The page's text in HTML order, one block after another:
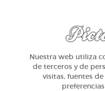
Nuestra web utiliza
de terceros y de
visitas, fuentes